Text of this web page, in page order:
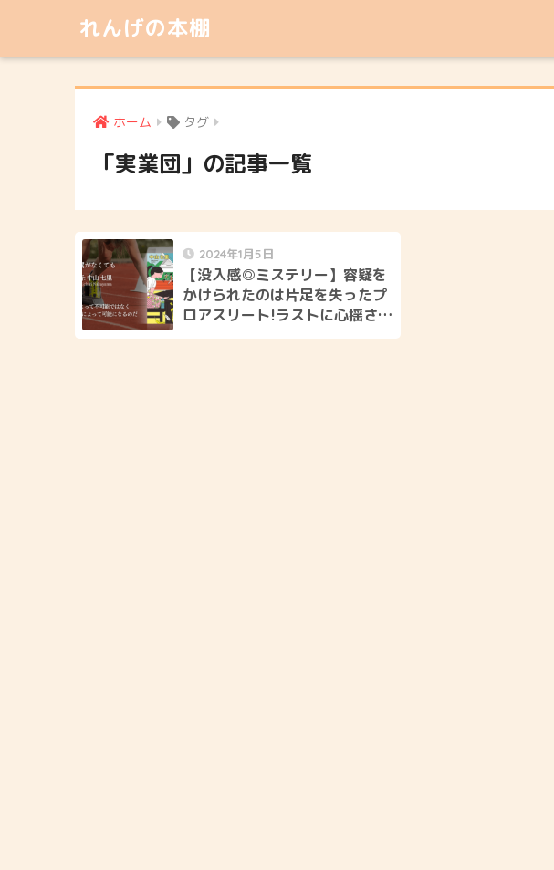
れんげの本棚
ホーム タグ
「実業団」の記事一覧
2024年1月5日
【没入感◎ミステリー】容疑を
かけられたのは片足を失ったプ
ロアスリート!ラストに心揺さぶ
るどんでん返し、中山七里さん